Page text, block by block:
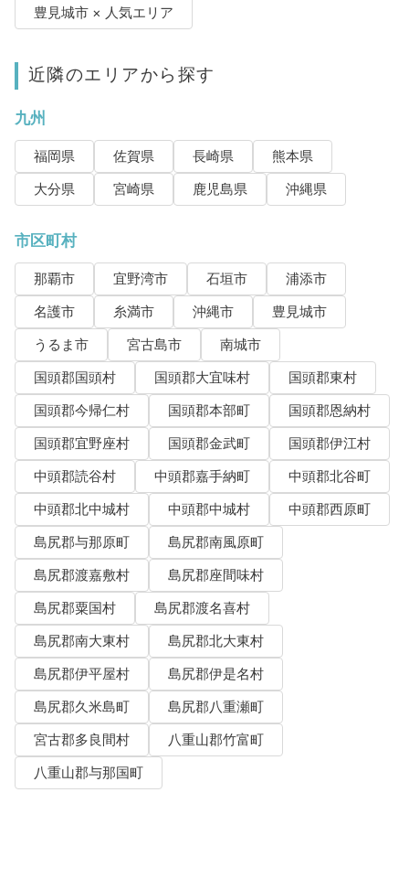
豊見城市 × 人気エリア
近隣のエリアから探す
九州
福岡県 佐賀県 長崎県
熊本県
大分県
宮崎県 鹿児島県 沖縄県
市区町村
那覇市 宜野湾市 石垣市
浦添市
名護市
糸満市 沖縄市
豊見城市
うるま市
宮古島市
南城市
国頭郡国頭村
国頭郡大宜味村
国頭郡東村
国頭郡今帰仁村
国頭郡本部町
国頭郡恩納村
国頭郡宜野座村
国頭郡金武町
国頭郡伊江村
中頭郡読谷村
中頭郡嘉手納町
中頭郡北谷町
中頭郡北中城村
中頭郡中城村
中頭郡西原町
島尻郡与那原町
島尻郡南風原町
島尻郡渡嘉敷村
島尻郡座間味村
島尻郡粟国村
島尻郡渡名喜村
島尻郡南大東村
島尻郡北大東村
島尻郡伊平屋村
島尻郡伊是名村
島尻郡久米島町
島尻郡八重瀬町
宮古郡多良間村
八重山郡竹富町
八重山郡与那国町